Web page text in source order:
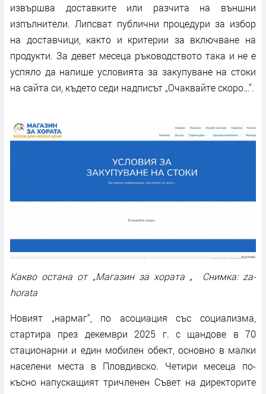
извършва доставките или разчита на външни
изпълнители. Липсват публични процедури за избор
на доставчици, както и критерии за включване на
продукти. За девет месеца ръководството така и не е
успяло да напише условията за закупуване на стоки
на сайта си, където седи надписът „Очаквайте скоро…”.
Какво остана от „Магазин за хората „ Снимка: za-
horata
Новият „нармаг“, по асоциация със социализма,
стартира през декември 2025 г. с щандове в 70
стационарни и един мобилен обект, основно в малки
населени места в Пловдивско. Четири месеца по-
късно напускащият тричленен Съвет на директорите